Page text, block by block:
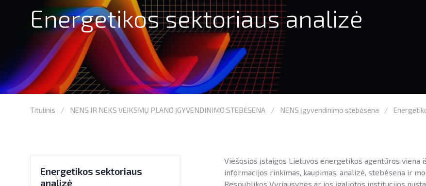
Energetikos sektoriaus analizė
Titulinis NENS IR NEKS VEIKSMŲ PLANO ĮGYVENDINIMO STEBĖSENA NENS įgyvendinimo stebėsena
Energetikos sektoriaus
analizė
Viešosios įstaigos Lietuvos energetikos agentūros viena
informacijos rinkimas, kaupimas, analizė, stebėsena ir
Respublikos Vyriausybės ar jos įgaliotos institucijos